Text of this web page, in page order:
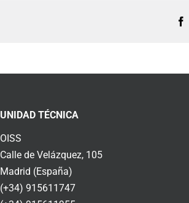
UNIDAD TÉCNICA
OISS
Calle de Velázquez, 105
Madrid (España)
(+34) 915611747